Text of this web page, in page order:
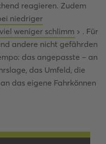
reagieren. Zudem
niedriger
weniger schlimm
. Für
andere nicht gefährden
das angepasste – an
das Umfeld, die
das eigene Fahrkönnen